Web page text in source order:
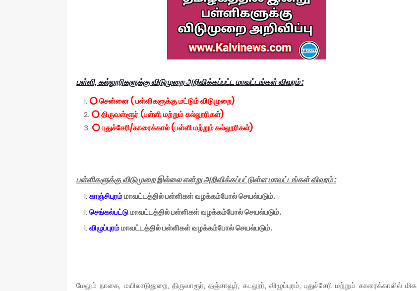
பள்ளி, கல்லூரிகளுக்கு விடுமுறை அறிவிக்கப்பட்ட மாவட்டங்கள் விவரம் :
⭕ சென்னை ( பள்ளிகளுக்கு மட்டும் விடுமுறை)
⭕ திருவள்ளூர் (பள்ளி மற்றும் கல்லூரிகள்)
⭕ புதுச்சேரி/காரைக்கால் (பள்ளி மற்றும் கல்லூரிகள்)
பள்ளிகளுக்கு விடுமுறை இல்லை என்று அறிவிக்கப்பட்டுள்ள மாவட்டங்கள் விவரம் :
காஞ்சிபுரம்மாவட்டத்தில் பள்ளிகள் வழக்கம்போல் செயல்படும்.
செங்கல்பட்டுமாவட்டத்தில் பள்ளிகள் வழக்கம்போல் செயல்படும்.
விழுப்புரம்மாவட்டத்தில் பள்ளிகள் வழக்கம்போல் செயல்படும்.
மேலும் நாகை, மயிலாடுதுறை, திருவாரூர், தஞ்சாவூர், கடலூர், விழுப்புரம், புதுச்சேரி மற்றும் காரைக்காலில் மிக